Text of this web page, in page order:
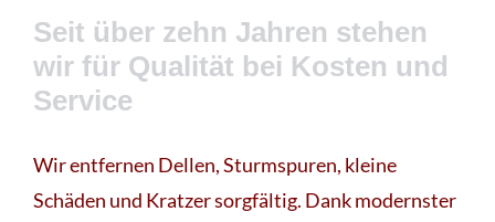
Seit über zehn Jahren stehen
wir für Qualität bei Kosten und
Service
Wir entfernen Dellen, Sturmspuren, kleine
Schäden und Kratzer sorgfältig. Dank modernster